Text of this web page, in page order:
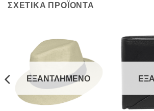
ΣΧΕΤΙΚΆ ΠΡΟΪΌΝΤΑ
ΕΞΑΝΤΛΗΜΈΝΟ